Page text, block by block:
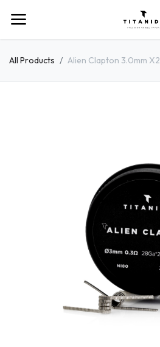
All Products Alien Clapton 3.0mm X2